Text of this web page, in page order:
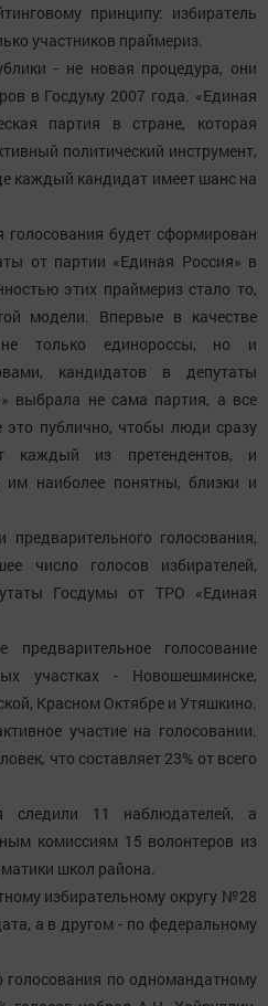
принципу: избиратель
участников праймериз.
- не новая процедура, они
в Госдуму 2007 года. «Единая
партия в стране, которая
политический инструмент,
каждый кандидат имеет шанс на
будет сформирован
от партии «Единая Россия» в
этих праймериз стало то,
модели. Впервые в качестве
не только единороссы, но и
кандидатов в депутаты
выбрала не сама партия, а все
это публично, чтобы люди сразу
каждый из претендентов, и
наиболее понятны, близки и
голосования,
число голосов избирателей,
Госдумы от ТРО «Единая
голосование
участках - Новошешминске,
Красном Октябре и Утяшкино.
участие на голосовании.
что составляет 23% от всего
следили 11 наблюдателей, а
комиссиям 15 волонтеров из
школ района.
избирательному округу №28
а в другом - по федеральному
голосования по одномандатному